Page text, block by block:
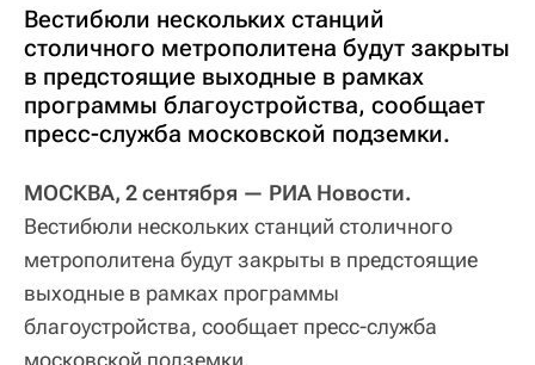
Вестибюли нескольких станций
столичного метрополитена будут закрыты
в предстоящие выходные в рамках
программы благоустройства, сообщает
пресс-служба московской подземки.
МОСКВА, 2 сентября — РИА Новости.
Вестибюли нескольких станций столичного
метрополитена будут закрыты в предстоящие
выходные в рамках программы
благоустройства, сообщает пресс-служба
московской подземки.